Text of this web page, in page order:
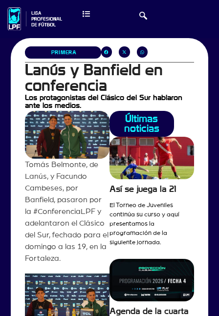
PRIMERA
Lanús y Banfield en
conferencia
Los protagonistas del Clásico del Sur hablaron
ante los medios.
Tomás Belmonte, de
Lanús, y Facundo
Cambeses, por
Banfield, pasaron por
la #ConferenciaLPF y
adelantaron el Clásico
del Sur, fechado para el
domingo a las 19, en la
Fortaleza.
Últimas
noticias
Así se juega la 21
El Torneo de Juveniles
continúa su curso y aquí
presentamos la
programación de la
siguiente jornada.
Agenda de la cuarta